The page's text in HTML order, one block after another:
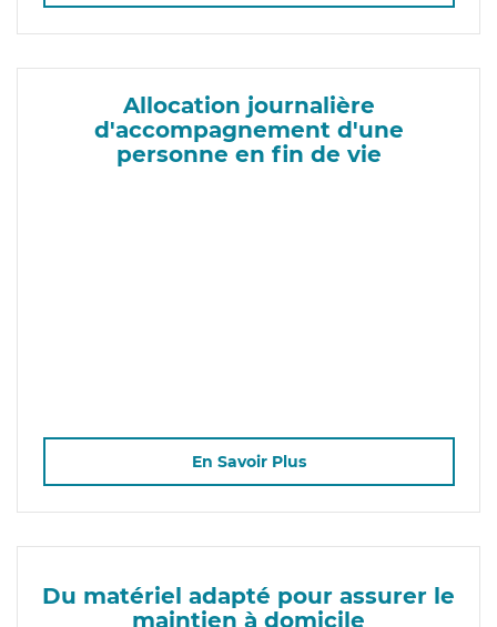
Allocation journalière
d'accompagnement d'une
personne en fin de vie
En Savoir Plus
Du matériel adapté pour assurer le
maintien à domicile